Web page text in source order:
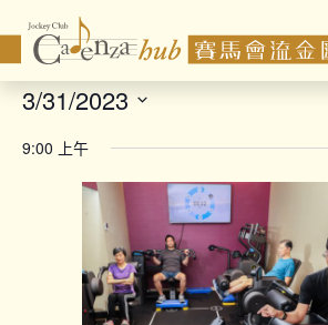
3/31/2023
date.
9:00 上午